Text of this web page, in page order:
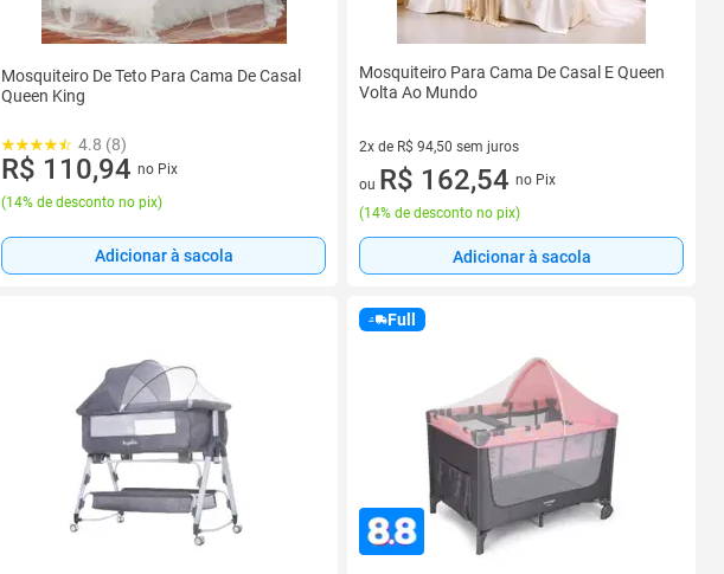
Mosquiteiro De Teto Para Cama De Casal
Queen King
4.8 (8)
R$ 110,94 no Pix
(14% de desconto no pix)
Adicionar à sacola
Mosquiteiro Para Cama De Casal E Queen
Volta Ao Mundo
2x de R$ 94,50 sem juros
2 vez de R$ 94,50 sem juros
ou R$ 162,54 no Pix
(14% de desconto no pix)
Adicionar à sacola
Full